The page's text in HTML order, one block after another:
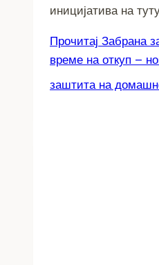
иницијатива на
Прочитај Забрана
време на откуп –
заштита на